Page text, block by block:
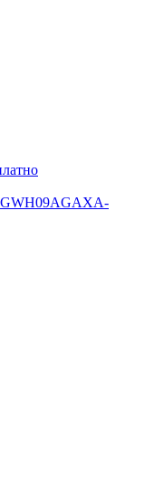
GWH09AGAXA-